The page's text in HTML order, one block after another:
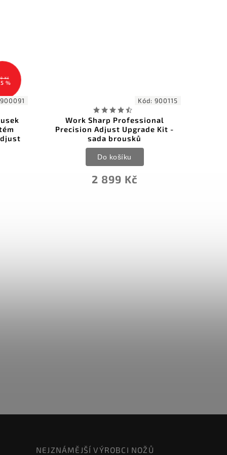
Work Sharp Professional
Adjust Upgrade Kit -
KMFS RIVAL kůže
NEJZNÁMĚJŠÍ VÝROBCI NOŽŮ